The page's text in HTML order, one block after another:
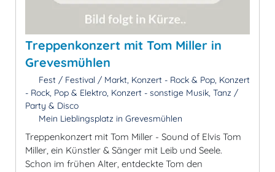
Treppenkonzert mit Tom Miller in
Grevesmühlen
Fest / Festival / Markt, Konzert - Rock & Pop, Konzert
- Rock, Pop & Elektro, Konzert - sonstige Musik, Tanz /
Party & Disco
Mein Lieblingsplatz in Grevesmühlen
Treppenkonzert mit Tom Miller - Sound of Elvis Tom
Miller, ein Künstler & Sänger mit Leib und Seele.
Schon im frühen Alter, entdeckte Tom den